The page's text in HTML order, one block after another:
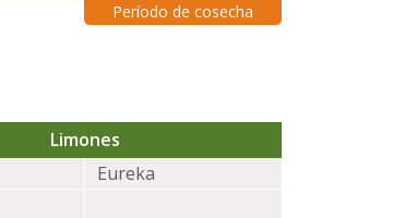
Período de cosecha
Limones
Eureka